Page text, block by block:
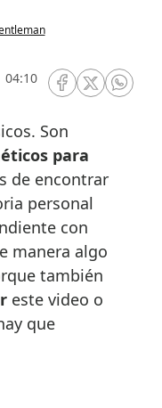
04:10
RRSS Facebook
RRSSRRSS
para
de encontrar
personal
con
manera algo
también
este video o
que